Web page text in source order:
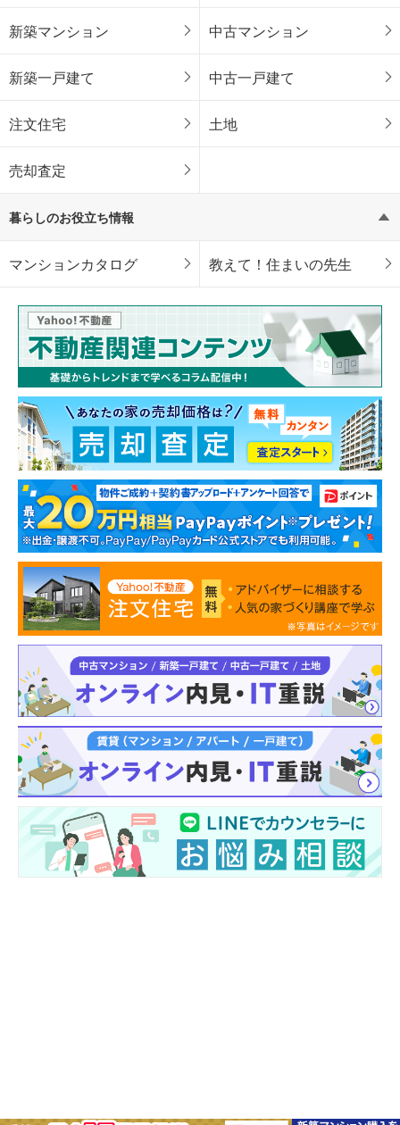
新築マンション 中古マンション
新築一戸建て 中古一戸建て
注文住宅 土地
売却査定
暮らしのお役立ち情報
マンションカタログ 教えて！住まいの先生